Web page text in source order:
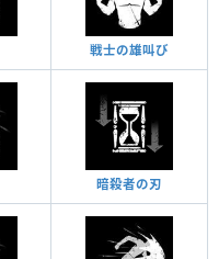
戦士の雄叫び
暗殺者の刃